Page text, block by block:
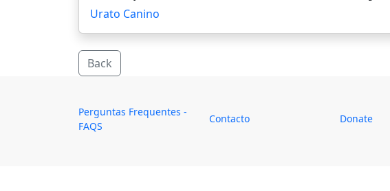
Urato Canino
Back
Perguntas Frequentes -
FAQS
Contacto Donate